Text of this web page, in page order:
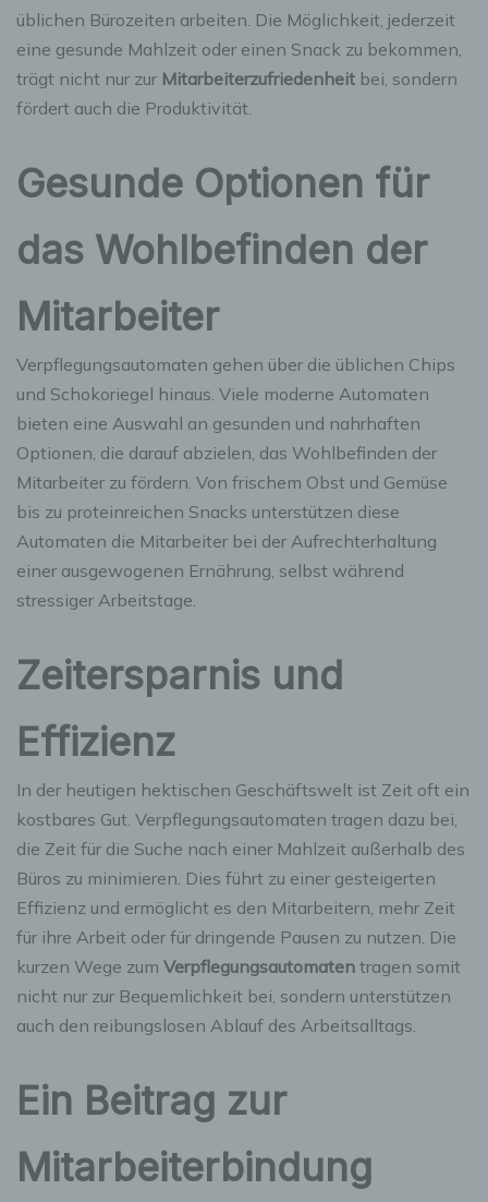
üblichen Bürozeiten arbeiten. Die Möglichkeit, jederzeit
eine gesunde Mahlzeit oder einen Snack zu bekommen,
trägt nicht nur zur Mitarbeiterzufriedenheit bei, sondern
fördert auch die Produktivität.
Gesunde Optionen für
das Wohlbefinden der
Mitarbeiter
Verpflegungsautomaten gehen über die üblichen Chips
und Schokoriegel hinaus. Viele moderne Automaten
bieten eine Auswahl an gesunden und nahrhaften
Optionen, die darauf abzielen, das Wohlbefinden der
Mitarbeiter zu fördern. Von frischem Obst und Gemüse
bis zu proteinreichen Snacks unterstützen diese
Automaten die Mitarbeiter bei der Aufrechterhaltung
einer ausgewogenen Ernährung, selbst während
stressiger Arbeitstage.
Zeitersparnis und
Effizienz
In der heutigen hektischen Geschäftswelt ist Zeit oft ein
kostbares Gut. Verpflegungsautomaten tragen dazu bei,
die Zeit für die Suche nach einer Mahlzeit außerhalb des
Büros zu minimieren. Dies führt zu einer gesteigerten
Effizienz und ermöglicht es den Mitarbeitern, mehr Zeit
für ihre Arbeit oder für dringende Pausen zu nutzen. Die
kurzen Wege zum Verpflegungsautomaten tragen somit
nicht nur zur Bequemlichkeit bei, sondern unterstützen
auch den reibungslosen Ablauf des Arbeitsalltags.
Ein Beitrag zur
Mitarbeiterbindung